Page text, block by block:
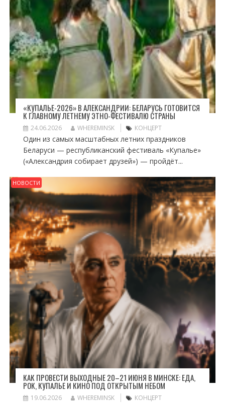
«КУПАЛЬЕ-2026» В АЛЕКСАНДРИИ: БЕЛАРУСЬ ГОТОВИТСЯ
К ГЛАВНОМУ ЛЕТНЕМУ ЭТНО-ФЕСТИВАЛЮ СТРАНЫ
24.06.2026 WHEREMINSK КОНЦЕРТ
Один из самых масштабных летних праздников
Беларуси — республиканский фестиваль «Купалье»
(«Александрия собирает друзей») — пройдёт...
НОВОСТИ
КАК ПРОВЕСТИ ВЫХОДНЫЕ 20–21 ИЮНЯ В МИНСКЕ: ЕДА,
РОК, КУПАЛЬЕ И КИНО ПОД ОТКРЫТЫМ НЕБОМ
19.06.2026 WHEREMINSK КОНЦЕРТ